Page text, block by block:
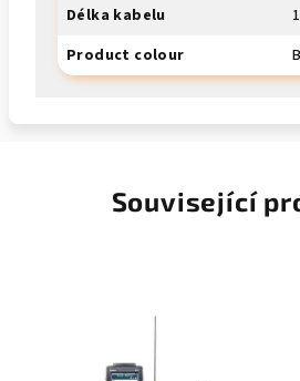
Délka kabelu
Product colour
Související